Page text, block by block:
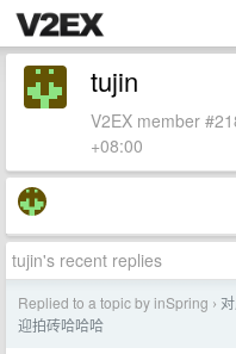
tujin
V2EX member
+08:00
tujin's recent replies
Replied to a topic by inSpring ›
迎拍砖哈哈哈